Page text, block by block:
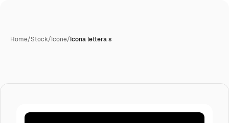
Home/Stock/Icone/Icona lettera s